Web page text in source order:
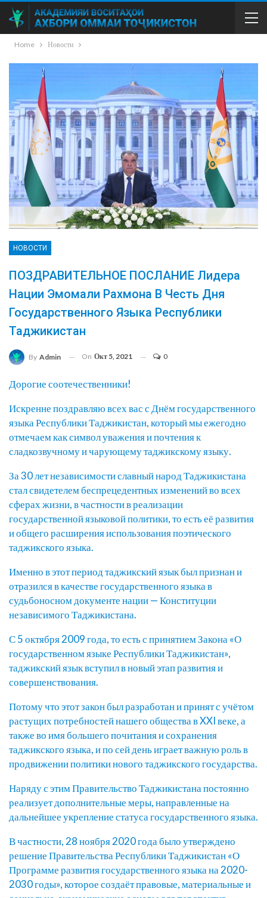
Home Новости
НОВОСТИ
ПОЗДРАВИТЕЛЬНОЕ ПОСЛАНИЕ Лидера
Нации Эмомали Рахмона В Честь Дня
Государственного Языка Республики
Таджикистан
By Admin On Окт 5, 2021 0
Дорогие соотечественники!
Искренне поздравляю всех вас с Днём государственного
языка Республики Таджикистан, который мы ежегодно
отмечаем как символ уважения и почтения к
сладкозвучному и чарующему таджикскому языку.
За 30 лет независимости славный народ Таджикистана
стал свидетелем беспрецедентных изменений во всех
сферах жизни, в частности в реализации
государственной языковой политики, то есть её развития
и общего расширения использования поэтического
таджикского языка.
Именно в этот период таджикский язык был признан и
отразился в качестве государственного языка в
судьбоносном документе нации — Конституции
независимого Таджикистана.
С 5 октября 2009 года, то есть с принятием Закона «О
государственном языке Республики Таджикистан»,
таджикский язык вступил в новый этап развития и
совершенствования.
Потому что этот закон был разработан и принят с учётом
растущих потребностей нашего общества в XXI веке, а
также во имя большего почитания и сохранения
таджикского языка, и по сей день играет важную роль в
продвижении политики нового таджикского государства.
Наряду с этим Правительство Таджикистана постоянно
реализует дополнительные меры, направленные на
дальнейшее укрепление статуса государственного языка.
В частности, 28 ноября 2020 года было утверждено
решение Правительства Республики Таджикистан «О
Программе развития государственного языка на 2020-
2030 годы», которое создаёт правовые, материальные и